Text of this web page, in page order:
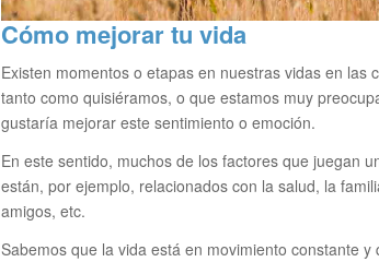
Cómo mejorar tu vida
Existen momentos o etapas en nuestras vidas en
tanto como quisiéramos, o que estamos muy
gustaría mejorar este sentimiento o emoción.
En este sentido, muchos de los factores que juegan
están, por ejemplo, relacionados con la salud, la
amigos, etc.
Sabemos que la vida está en movimiento constante